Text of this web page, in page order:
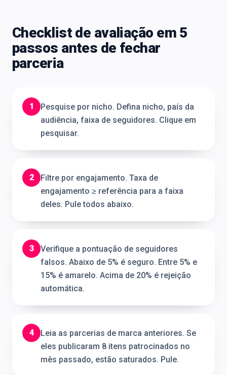
Checklist de avaliação em 5
passos antes de fechar
parceria
1
Pesquise por nicho. Defina nicho, país da
audiência, faixa de seguidores. Clique em
pesquisar.
2
Filtre por engajamento. Taxa de
engajamento ≥ referência para a faixa
deles. Pule todos abaixo.
3
Verifique a pontuação de seguidores
falsos. Abaixo de 5% é seguro. Entre 5% e
15% é amarelo. Acima de 20% é rejeição
automática.
4
Leia as parcerias de marca anteriores. Se
eles publicaram 8 itens patrocinados no
mês passado, estão saturados. Pule.